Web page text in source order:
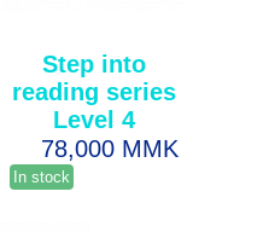
Step into
reading series
Level 4
78,000 MMK
In stock